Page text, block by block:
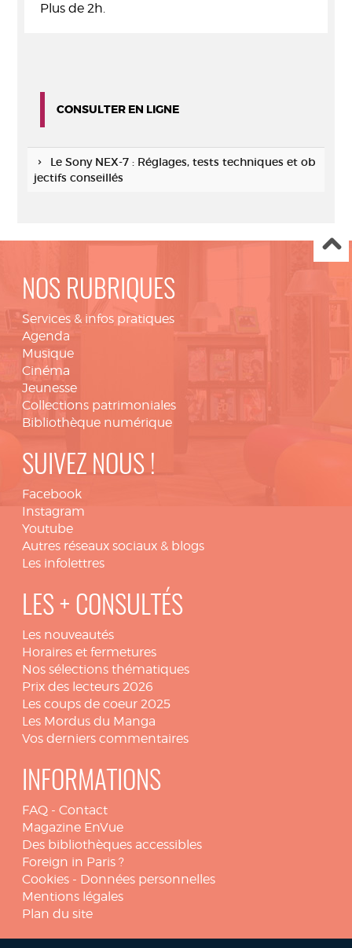
Plus de 2h.
CONSULTER EN LIGNE
Le Sony NEX-7 : Réglages, tests techniques et ob
jectifs conseillés
NOS RUBRIQUES
Services & infos pratiques
Agenda
Musique
Cinéma
Jeunesse
Collections patrimoniales
Bibliothèque numérique
SUIVEZ NOUS !
Facebook
Instagram
Youtube
Autres réseaux sociaux & blogs
Les infolettres
LES + CONSULTÉS
Les nouveautés
Horaires et fermetures
Nos sélections thématiques
Prix des lecteurs 2026
Les coups de coeur 2025
Les Mordus du Manga
Vos derniers commentaires
INFORMATIONS
FAQ - Contact
Magazine EnVue
Des bibliothèques accessibles
Foreign in Paris ?
Cookies - Données personnelles
Mentions légales
Plan du site